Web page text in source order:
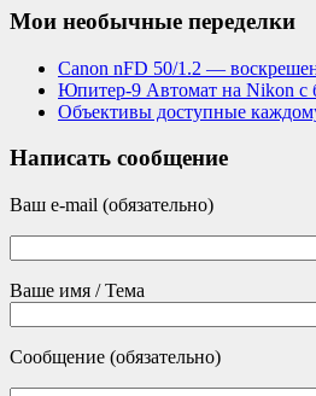
Мои необычные переделки
Canon nFD 50/1.2 —
Юпитер-9 Автомат на Nikon с
Объективы доступные
Написать сообщение
Ваш e-mail (обязательно)
Ваше имя / Тема
Сообщение (обязательно)